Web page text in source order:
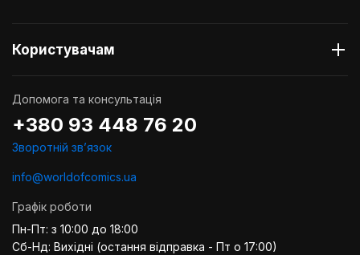
Користувачам
Допомога та консультація
+380 93 448 76 20
Зворотній звʼязок
info@worldofcomics.ua
Графік роботи
Пн-Пт: з 10:00 до 18:00
Сб-Нд: Вихідні (остання відправка - Пт о 17:00)